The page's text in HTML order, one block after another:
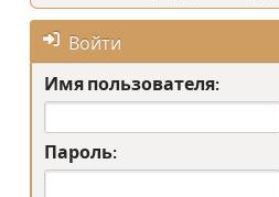
Войти
Имя пользователя:
Пароль: